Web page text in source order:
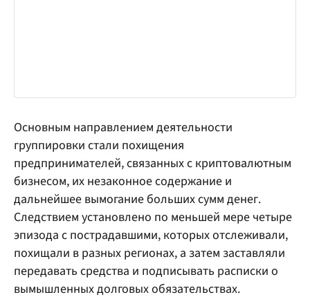
Основным направлением деятельности
группировки стали похищения
предпринимателей, связанных с криптовалютным
бизнесом, их незаконное содержание и
дальнейшее вымогание больших сумм денег.
Следствием установлено по меньшей мере четыре
эпизода с пострадавшими, которых отслеживали,
похищали в разных регионах, а затем заставляли
передавать средства и подписывать расписки о
вымышленных долговых обязательствах.